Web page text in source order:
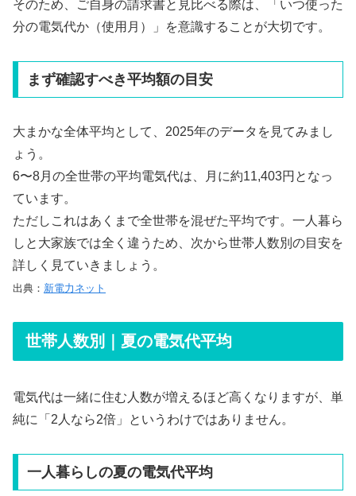
そのため、ご自身の請求書と見比べる際は、「いつ使った
分の電気代か（使用月）」を意識することが大切です。
まず確認すべき平均額の目安
大まかな全体平均として、2025年のデータを見てみまし
ょう。
6〜8月の全世帯の平均電気代は、月に約11,403円となっ
ています。
ただしこれはあくまで全世帯を混ぜた平均です。一人暮ら
しと大家族では全く違うため、次から世帯人数別の目安を
詳しく見ていきましょう。
出典： 新電力ネット
世帯人数別｜夏の電気代平均
電気代は一緒に住む人数が増えるほど高くなりますが、単
純に「2人なら2倍」というわけではありません。
一人暮らしの夏の電気代平均